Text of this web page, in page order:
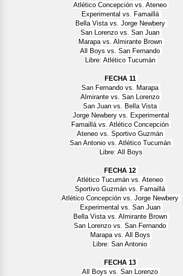
Atlético Concepción vs. Ateneo
Experimental vs. Famaillá
Bella Vista vs. Jorge Newbery
San Lorenzo vs. San Juan
Marapa vs. Almirante Brown
All Boys vs. San Fernando
Libre: Atlético Tucumán
FECHA 11
San Fernando vs. Marapa
Almirante vs. San Lorenzo
San Juan vs. Bella Vista
Jorge Newbery vs. Experimental
Famaillá vs. Atlético Concepción
Ateneo vs. Sportivo Guzmán
San Antonio vs. Atlético Tucumán
Libre: All Boys
FECHA 12
Atlético Tucumán vs. Ateneo
Sportivo Guzmán vs. Famaillá
Atlético Concepción vs. Jorge Newbery
Experimental vs. San Juan
Bella Vista vs. Almirante Brown
San Lorenzo vs. San Fernando
Marapa vs. All Boys
Libre: San Antonio
FECHA 13
All Boys vs. San Lorenzo